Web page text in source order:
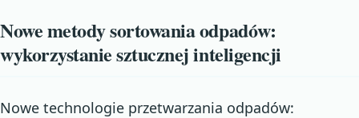
Nowe metody sortowania odpadów:
wykorzystanie sztucznej inteligencji
Nowe technologie przetwarzania odpadów: